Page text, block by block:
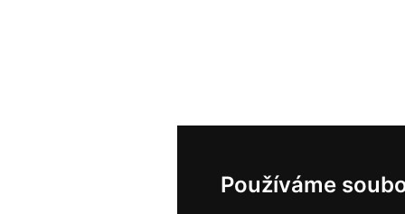
Používáme